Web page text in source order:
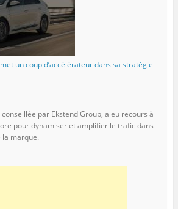
un coup d’accélérateur dans sa stratégie
par Ekstend Group, a eu recours à
pour dynamiser et amplifier le trafic dans
la marque.